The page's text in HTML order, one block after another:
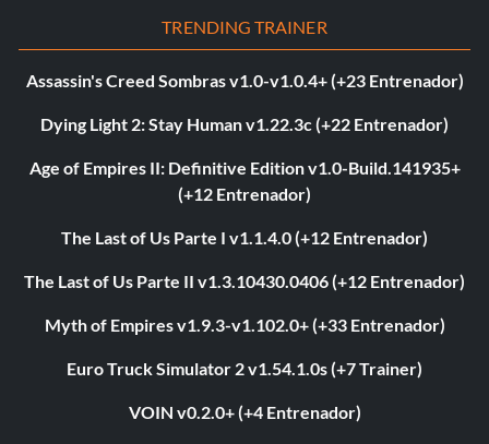
TRENDING TRAINER
Assassin's Creed Sombras v1.0-v1.0.4+ (+23 Entrenador)
Dying Light 2: Stay Human v1.22.3c (+22 Entrenador)
Age of Empires II: Definitive Edition v1.0-Build.141935+
(+12 Entrenador)
The Last of Us Parte I v1.1.4.0 (+12 Entrenador)
The Last of Us Parte II v1.3.10430.0406 (+12 Entrenador)
Myth of Empires v1.9.3-v1.102.0+ (+33 Entrenador)
Euro Truck Simulator 2 v1.54.1.0s (+7 Trainer)
VOIN v0.2.0+ (+4 Entrenador)